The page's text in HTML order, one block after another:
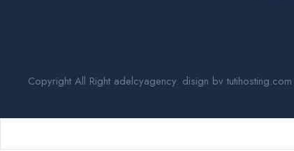
Copyright All Right adelcyagency. disign bv tutihosting.com